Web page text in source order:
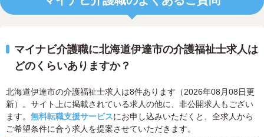
マイナビ介護職に北海道伊達市の介護福祉士求人は
どのくらいありますか？
北海道伊達市の介護福祉士求人は8件あります（2026年08月08日更
新）。サイト上に掲載されている求人の他に、非公開求人もござい
ます。 無料転職支援サービスにお申し込みいただくと、全求人から
ご希望条件に合う求人を提案させていただきます。